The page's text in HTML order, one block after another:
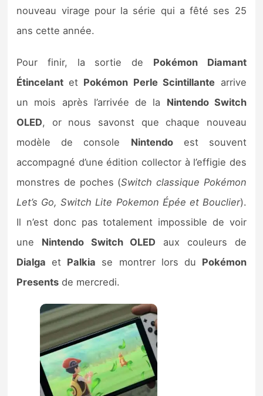
nouveau virage pour la série qui a fêté ses 25
ans cette année.
Pour finir, la sortie de Pokémon Diamant
Étincelant et Pokémon Perle Scintillante arrive
un mois après l’arrivée de la Nintendo Switch
OLED, or nous savonst que chaque nouveau
modèle de console Nintendoest souvent
accompagné d’une édition collector à l’effigie des
monstres de poches (Switch classique Pokémon
Let’s Go, Switch Lite Pokemon Épée et Bouclier).
Il n’est donc pas totalement impossible de voir
une Nintendo Switch OLED aux couleurs de
Dialga et Palkia se montrer lors du Pokémon
Presents de mercredi.